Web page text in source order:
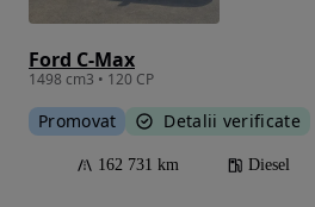
Ford C-Max
1498 cm3 • 120 CP
Promovat Detalii verificate
162 731 km Diesel